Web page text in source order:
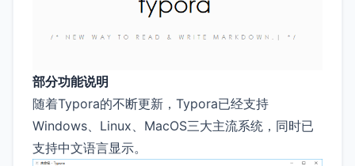
部分功能说明
随着Typora的不断更新，Typora已经支持
Windows、Linux、MacOS三大主流系统，同时已
支持中文语言显示。